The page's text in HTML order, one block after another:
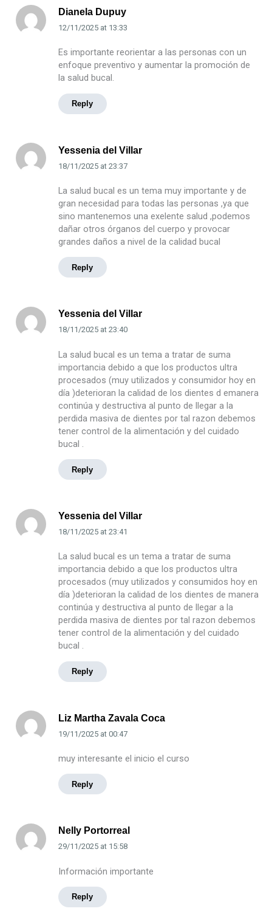
Dianela Dupuy
12/11/2025at 13:33
Es importante reorientar a las personas con un
enfoque preventivo y aumentar la promoción de
la salud bucal.
Reply
Yessenia del Villar
18/11/2025at 23:37
La salud bucal es un tema muy importante y de
gran necesidad para todas las personas ,ya que
sino mantenemos una exelente salud ,podemos
dañar otros órganos del cuerpo y provocar
grandes daños a nivel de la calidad bucal
Reply
Yessenia del Villar
18/11/2025at 23:40
La salud bucal es un tema a tratar de suma
importancia debido a que los productos ultra
procesados (muy utilizados y consumidor hoy en
día )deterioran la calidad de los dientes d emanera
continúa y destructiva al punto de llegar a la
perdida masiva de dientes por tal razon debemos
tener control de la alimentación y del cuidado
bucal .
Reply
Yessenia del Villar
18/11/2025at 23:41
La salud bucal es un tema a tratar de suma
importancia debido a que los productos ultra
procesados (muy utilizados y consumidos hoy en
día )deterioran la calidad de los dientes de manera
continúa y destructiva al punto de llegar a la
perdida masiva de dientes por tal razon debemos
tener control de la alimentación y del cuidado
bucal .
Reply
Liz Martha Zavala Coca
19/11/2025at 00:47
muy interesante el inicio el curso
Reply
Nelly Portorreal
29/11/2025at 15:58
Información importante
Reply